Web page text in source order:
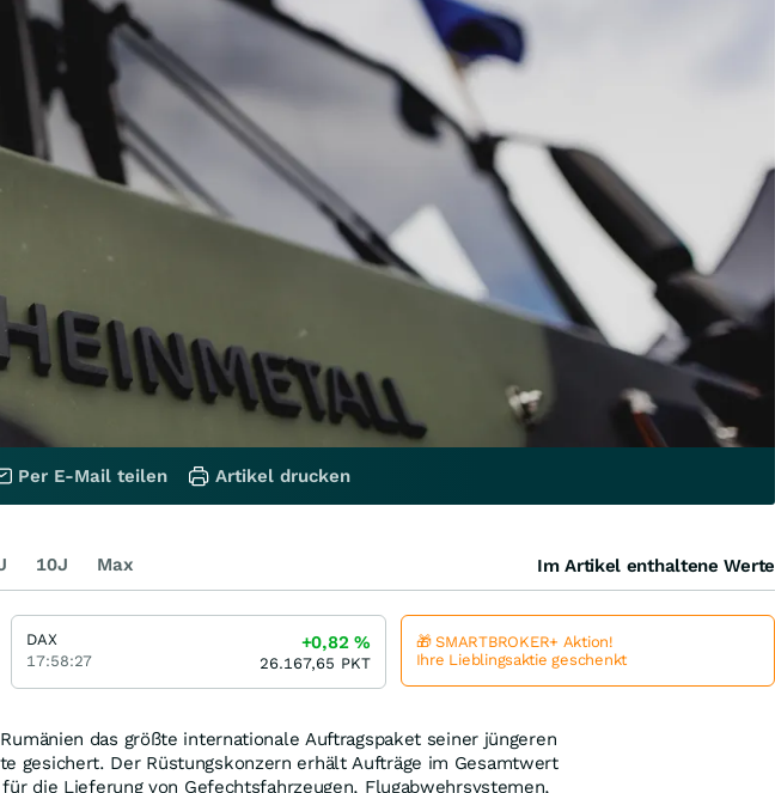
das größte internationale Auftragspaket seiner jüngeren
gesichert. Der Rüstungskonzern erhält Aufträge im Gesamtwert
die Lieferung von Gefechtsfahrzeugen, Flugabwehrsystemen,
Per E-Mail teilen Artikel drucken
10J Max Im Artikel enthaltene Werte
DAX
17:58:27
+0,82 %
26.167,65 PKT
🎁 SMARTBROKER+ Aktion!
Ihre Lieblingsaktie geschenkt